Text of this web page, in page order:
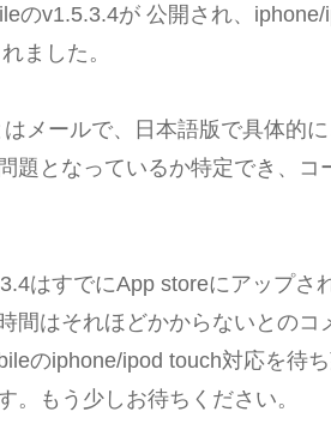
のv1.5.3.4が 公開され、
ました。
メールで、日本語版で具体的
題となっているか特定でき、
はすでにApp storeにアップさ
間はそれほどかからないとの
のiphone/ipod touch対応を待
。もう少しお待ちください。